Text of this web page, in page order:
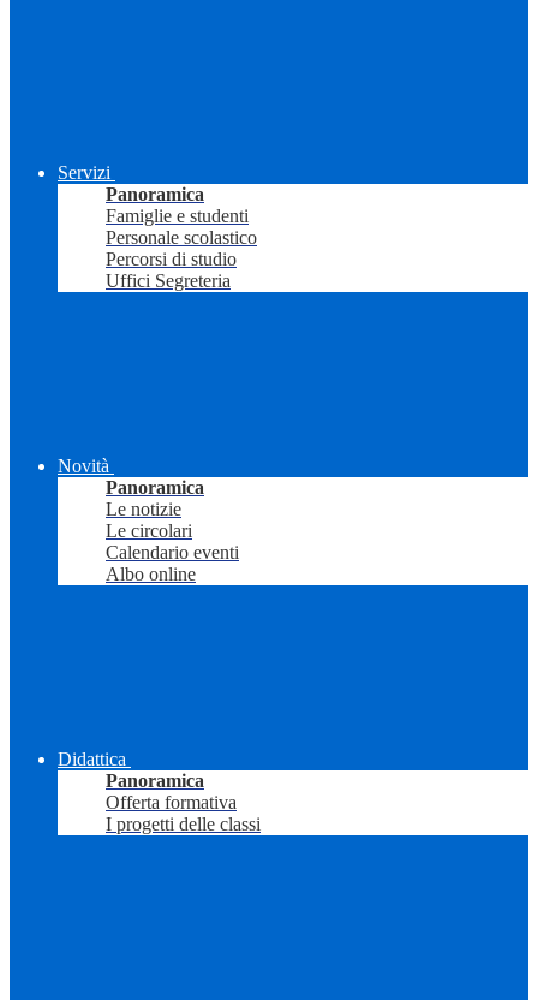
Servizi
Panoramica
Famiglie e studenti
Personale scolastico
Percorsi di studio
Uffici Segreteria
Novità
Panoramica
Le notizie
Le circolari
Calendario eventi
Albo online
Didattica
Panoramica
Offerta formativa
I progetti delle classi